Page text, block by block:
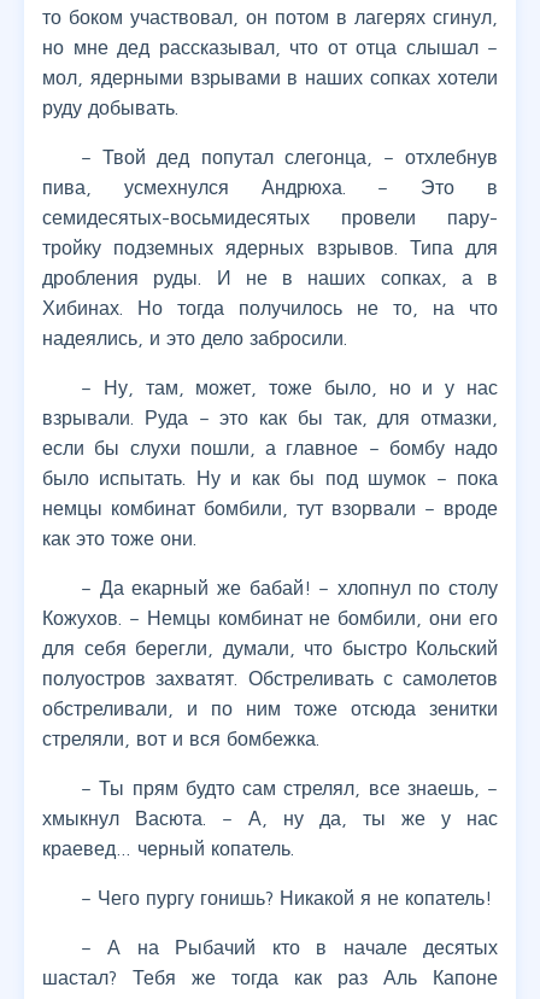
то боком участвовал, он потом в лагерях сгинул,
но мне дед рассказывал, что от отца слышал –
мол, ядерными взрывами в наших сопках хотели
руду добывать.
– Твой дед попутал слегонца, – отхлебнув
пива, усмехнулся Андрюха. – Это в
семидесятых-восьмидесятых провели пару-
тройку подземных ядерных взрывов. Типа для
дробления руды. И не в наших сопках, а в
Хибинах. Но тогда получилось не то, на что
надеялись, и это дело забросили.
– Ну, там, может, тоже было, но и у нас
взрывали. Руда – это как бы так, для отмазки,
если бы слухи пошли, а главное – бомбу надо
было испытать. Ну и как бы под шумок – пока
немцы комбинат бомбили, тут взорвали – вроде
как это тоже они.
– Да екарный же бабай! – хлопнул по столу
Кожухов. – Немцы комбинат не бомбили, они его
для себя берегли, думали, что быстро Кольский
полуостров захватят. Обстреливать с самолетов
обстреливали, и по ним тоже отсюда зенитки
стреляли, вот и вся бомбежка.
– Ты прям будто сам стрелял, все знаешь, –
хмыкнул Васюта. – А, ну да, ты же у нас
краевед… черный копатель.
– Чего пургу гонишь? Никакой я не копатель!
– А на Рыбачий кто в начале десятых
шастал? Тебя же тогда как раз Аль Капоне